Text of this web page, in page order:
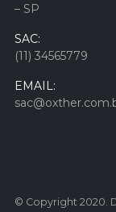
– SP
SAC:
(11) 34565779
EMAIL:
© Copyright 2020.